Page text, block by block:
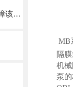
MSAF070机械隔膜计量泵出现故障该如何处理呢？
MB
隔
机
泵